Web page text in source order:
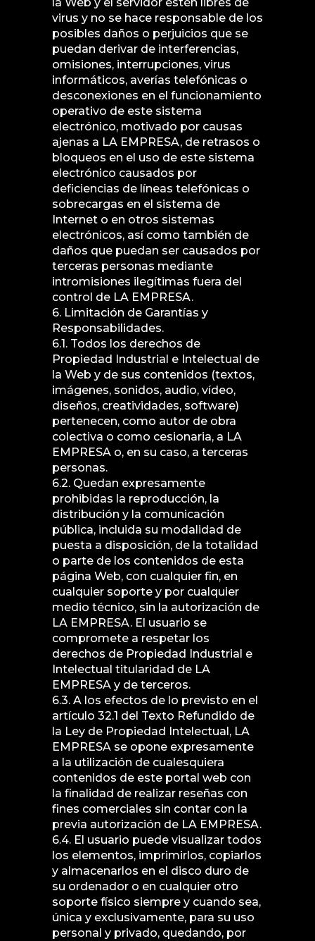
virus y no se hace responsable de los
posibles daños o perjuicios que se
puedan derivar de interferencias,
omisiones, interrupciones, virus
informáticos, averías telefónicas o
desconexiones en el funcionamiento
operativo de este sistema
electrónico, motivado por causas
ajenas a LA EMPRESA, de retrasos o
bloqueos en el uso de este sistema
electrónico causados por
deficiencias de líneas telefónicas o
sobrecargas en el sistema de
Internet o en otros sistemas
electrónicos, así como también de
daños que puedan ser causados por
terceras personas mediante
intromisiones ilegítimas fuera del
control de LA EMPRESA.
6. Limitación de Garantías y
Responsabilidades.
6.1. Todos los derechos de
Propiedad Industrial e Intelectual de
la Web y de sus contenidos (textos,
imágenes, sonidos, audio, vídeo,
diseños, creatividades, software)
pertenecen, como autor de obra
colectiva o como cesionaria, a LA
EMPRESA o, en su caso, a terceras
personas.
6.2. Quedan expresamente
prohibidas la reproducción, la
distribución y la comunicación
pública, incluida su modalidad de
puesta a disposición, de la totalidad
o parte de los contenidos de esta
página Web, con cualquier fin, en
cualquier soporte y por cualquier
medio técnico, sin la autorización de
LA EMPRESA. El usuario se
compromete a respetar los
derechos de Propiedad Industrial e
Intelectual titularidad de LA
EMPRESA y de terceros.
6.3. A los efectos de lo previsto en el
artículo 32.1 del Texto Refundido de
la Ley de Propiedad Intelectual, LA
EMPRESA se opone expresamente
a la utilización de cualesquiera
contenidos de este portal web con
la finalidad de realizar reseñas con
fines comerciales sin contar con la
previa autorización de LA EMPRESA.
6.4. El usuario puede visualizar todos
los elementos, imprimirlos, copiarlos
y almacenarlos en el disco duro de
su ordenador o en cualquier otro
soporte físico siempre y cuando sea,
única y exclusivamente, para su uso
personal y privado, quedando, por